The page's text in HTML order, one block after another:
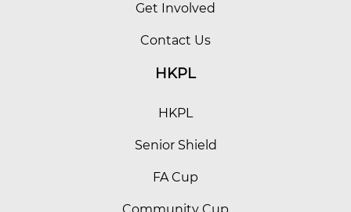
Get Involved
Contact Us
HKPL
HKPL
Senior Shield
FA Cup